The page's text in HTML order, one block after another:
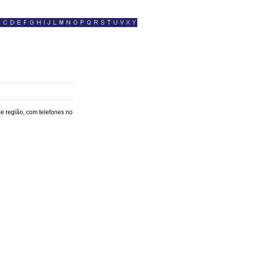
e região, com telefones no